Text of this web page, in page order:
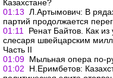
Казахстане?
01:13 Л.Артымович: В
партий продолжается
01:11
Ренат Байтов. Как из
слесаря швейцарским
Часть II
01:09 Мыльная опера по-
01:02
Н.Еримбетов: